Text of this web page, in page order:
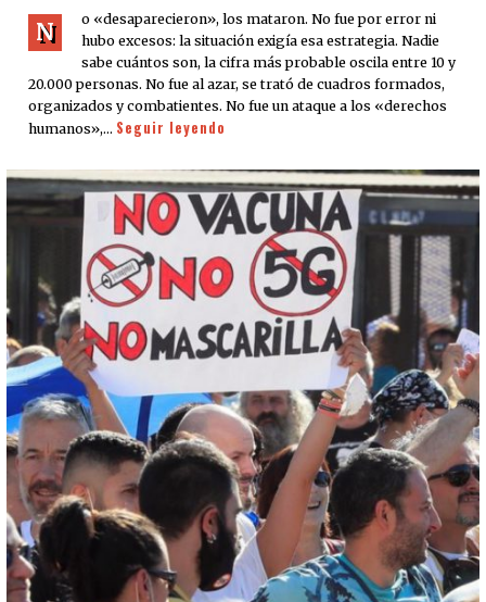
N
o «desaparecieron», los mataron. No fue por error ni
hubo excesos: la situación exigía esa estrategia. Nadie
sabe cuántos son, la cifra más probable oscila entre 10 y
20.000 personas. No fue al azar, se trató de cuadros formados,
organizados y combatientes. No fue un ataque a los «derechos
humanos»,… Seguir leyendo